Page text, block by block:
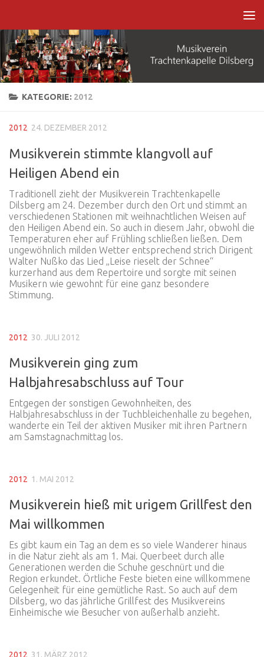
KATEGORIE: 2012
2012 24. DEZEMBER 2012
Musikverein stimmte klangvoll auf
Heiligen Abend ein
Traditionell zieht der Musikverein Trachtenkapelle
Dilsberg am 24. Dezember durch den Ort und stimmt an
verschiedenen Stationen mit weihnachtlichen Weisen auf
den Heiligen Abend ein. So auch in diesem Jahr, obwohl die
Temperaturen eher auf Frühling schließen ließen. Dem
ungewöhnlich milden Wetter entsprechend strich Dirigent
Walter Nußko das Lied „Leise rieselt der Schnee“
kurzerhand aus dem Repertoire und sorgte mit seinen
Musikern wie gewohnt für eine ganz besondere
Stimmung.
2012 30. JULI 2012
Musikverein ging zum
Halbjahresabschluss auf Tour
Entgegen der sonstigen Gewohnheiten, des
Halbjahresabschluss in der Tuchbleichenhalle zu begehen,
wanderte ein Teil der aktiven Musiker mit ihren Partnern
am Samstagnachmittag los.
2012 1. MAI 2012
Musikverein hieß mit urigem Grillfest den
Mai willkommen
Es gibt kaum ein Tag an dem es so viele Wanderer hinaus
in die Natur zieht als am 1. Mai. Querbeet durch alle
Generationen werden die Schuhe geschnürt und die
Region erkundet. Örtliche Feste bieten eine willkommene
Gelegenheit für eine gemütliche Rast. So auch auf dem
Dilsberg, wo das jährliche Grillfest des Musikvereins
Einheimische wie Besucher von außerhalb anzieht.
2012 31. MÄRZ 2012